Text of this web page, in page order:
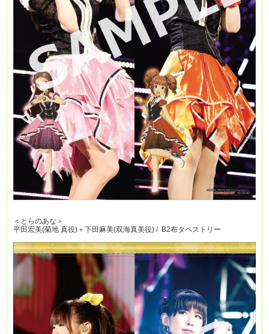
＜とらのあな＞
平田宏美(菊地 真役)＋下田麻美(双海真美役) / B2布タペストリー